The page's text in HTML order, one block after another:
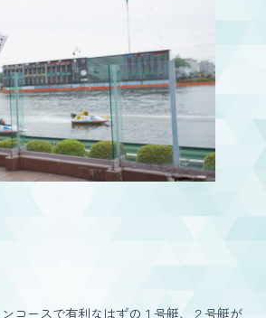
コースで有利なはずの１号艇、２号艇が